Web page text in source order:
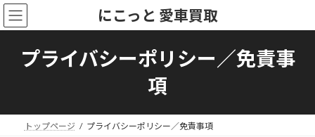
コ
ン
ナ
ビ
にこっと 愛車買取
プライバシーポリシー／免責事
項
トップページ プライバシーポリシー／免責事項